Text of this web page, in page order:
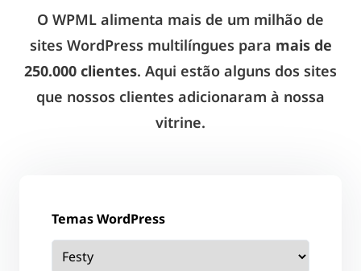
O WPML alimenta mais de um milhão de
sites WordPress multilíngues para mais de
250.000 clientes. Aqui estão alguns dos sites
que nossos clientes adicionaram à nossa
vitrine.
Temas WordPress